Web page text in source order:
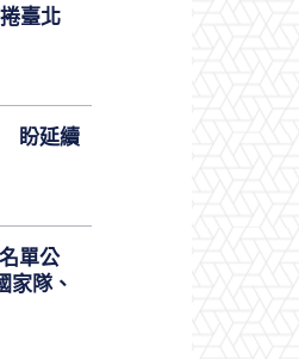
臺北
盼延續
單公
隊、